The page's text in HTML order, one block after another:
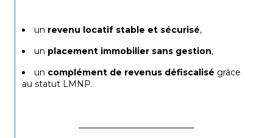
un revenu locatif stable et sécurisé,
un placement immobilier sans gestion,
un complément de revenus défiscalisé grâce
au statut LMNP.